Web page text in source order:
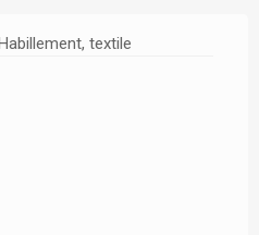
textile